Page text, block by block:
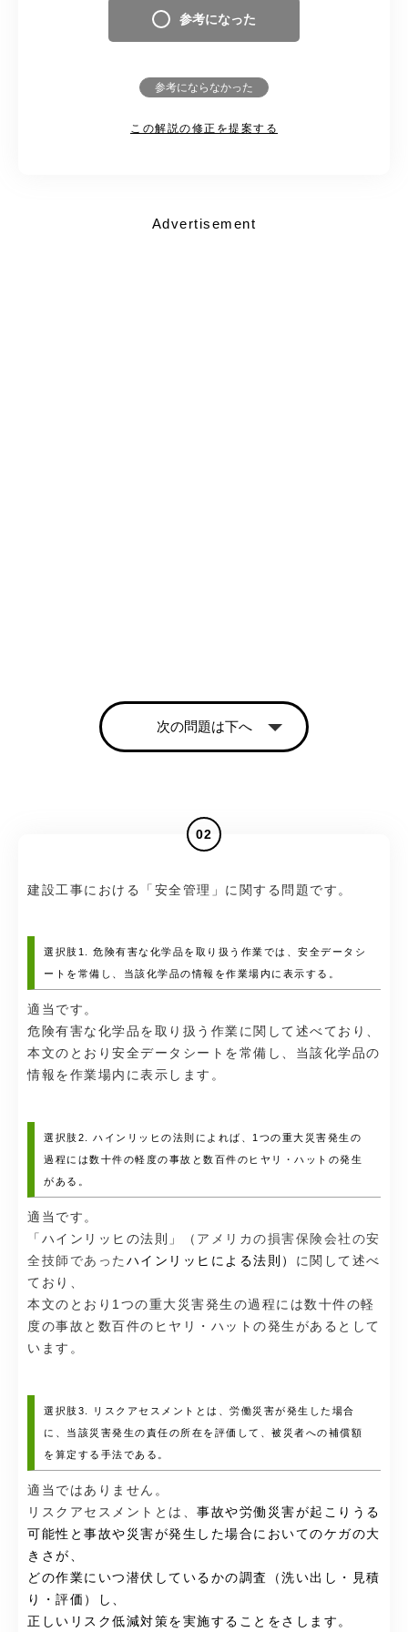
参考になった
参考にならなかった
この解説の修正を提案する
Advertisement
次の問題は下へ
02
建設工事における「安全管理」に関する問題です。
選択肢1. 危険有害な化学品を取り扱う作業では、安全データシ
ートを常備し、当該化学品の情報を作業場内に表示する。
適当です。
危険有害な化学品を取り扱う作業に関して述べており、
本文のとおり安全データシートを常備し、当該化学品の
情報を作業場内に表示します。
選択肢2. ハインリッヒの法則によれば、1つの重大災害発生の
過程には数十件の軽度の事故と数百件のヒヤリ・ハットの発生
がある。
適当です。
「ハインリッヒの法則」（ アメリカの損害保険会社の安
全技師であった ハインリッヒによる法則） に関して述べ
ており、
本文のとおり1つの重大災害発生の過程には数十件の軽
度の事故と数百件のヒヤリ・ハットの発生があるとして
います。
選択肢3. リスクアセスメントとは、労働災害が発生した場合
に、当該災害発生の責任の所在を評価して、被災者への補償額
を算定する手法である。
適当ではありません。
リスクアセスメントとは、 事故や労働災害が起こりうる
可能性と事故や災害が発生した場合においてのケガの大
きさが、
どの作業にいつ潜伏しているかの調査（洗い出し・見積
り・評価）し、
正しいリスク低減対策を実施することをさします。